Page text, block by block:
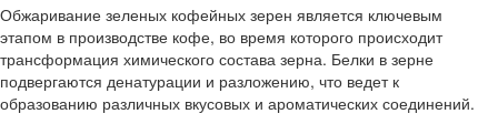
Обжаривание зеленых кофейных зерен является ключевым
этапом в производстве кофе, во время которого происходит
трансформация химического состава зерна. Белки в зерне
подвергаются денатурации и разложению, что ведет к
образованию различных вкусовых и ароматических соединений.